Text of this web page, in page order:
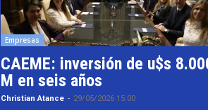
Empresas
CAEME: inversión de u$s
M en seis años
Christian Atance - 29/05/2026 15:00